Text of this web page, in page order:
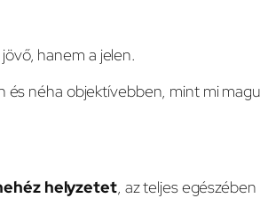
hanem a jelen.
és néha objektívebben, mint mi
helyzetet, az teljes egészében